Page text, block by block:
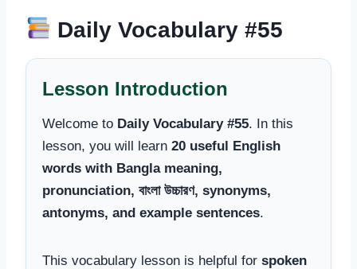
Daily Vocabulary #55
Lesson Introduction
Welcome to Daily Vocabulary #55. In this
lesson, you will learn 20 useful English
words with Bangla meaning,
pronunciation, বাংলা উচ্চারণ, synonyms,
antonyms, and example sentences.
This vocabulary lesson is helpful for spoken